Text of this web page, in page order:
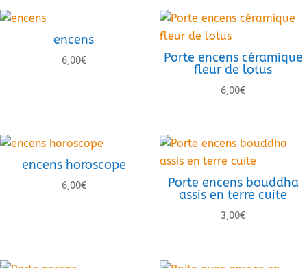
encens
6,00€
Porte encens céramique
fleur de lotus
6,00€
encens horoscope
6,00€
Porte encens bouddha
assis en terre cuite
3,00€